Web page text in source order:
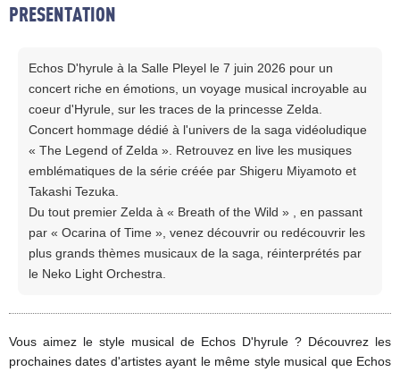
PRESENTATION
Echos D'hyrule à la Salle Pleyel le 7 juin 2026 pour un
concert riche en émotions, un voyage musical incroyable au
coeur d'Hyrule, sur les traces de la princesse Zelda.
Concert hommage dédié à l'univers de la saga vidéoludique
« The Legend of Zelda ». Retrouvez en live les musiques
emblématiques de la série créée par Shigeru Miyamoto et
Takashi Tezuka.
Du tout premier Zelda à « Breath of the Wild » , en passant
par « Ocarina of Time », venez découvrir ou redécouvrir les
plus grands thèmes musicaux de la saga, réinterprétés par
le Neko Light Orchestra.
Vous aimez le style musical de Echos D'hyrule ? Découvrez les
prochaines dates d'artistes ayant le même style musical que Echos